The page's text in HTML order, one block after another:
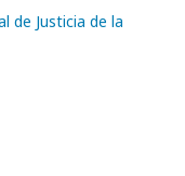
de Justicia de la